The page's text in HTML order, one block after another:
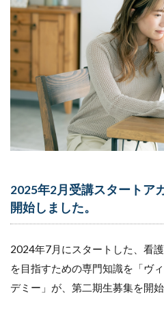
2025年2月受講スタートア
開始しました。
2024年7月にスタートした、看
を目指すための専門知識を「ヴ
デミー」が、第二期生募集を開始